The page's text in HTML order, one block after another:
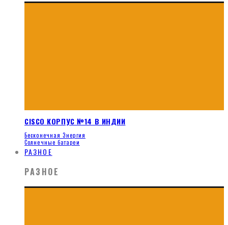
CISCO КОРПУС №14 В ИНДИИ
Бесконечная Энергия
Солнечные батареи
РАЗНОЕ
РАЗНОЕ